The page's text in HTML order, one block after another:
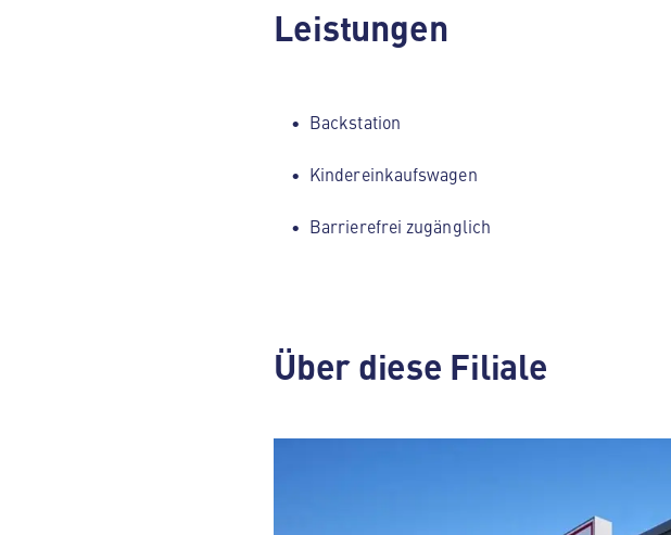
Leistungen
Backstation
Kindereinkaufswagen
Barrierefrei zugänglich
Über diese Filiale